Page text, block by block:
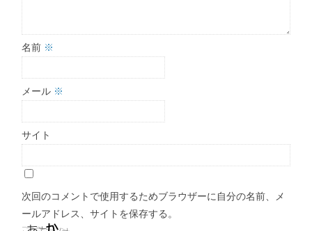
名前 ※
メール ※
サイト
次回のコメントで使用するためブラウザーに自分の名前、メ
ールアドレス、サイトを保存する。